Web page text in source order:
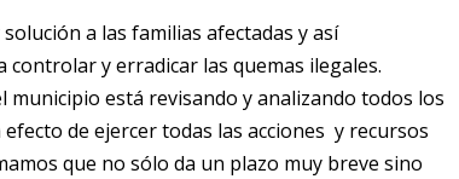
a las familias afectadas y así
y erradicar las quemas ilegales.
está revisando y analizando todos los
de ejercer todas las acciones y recursos
que no sólo da un plazo muy breve sino